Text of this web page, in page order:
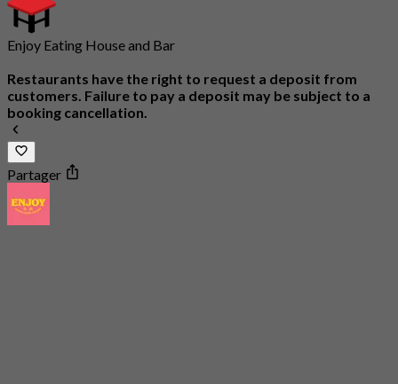
Enjoy Eating House and Bar
Restaurants have the right to request a deposit from
customers. Failure to pay a deposit may be subject to a
booking cancellation.
Partager